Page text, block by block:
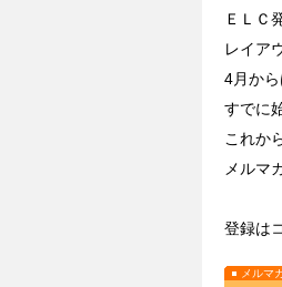
ＥＬＣ
レイア
4月か
すでに
これか
メルマ
登録は
メルマ